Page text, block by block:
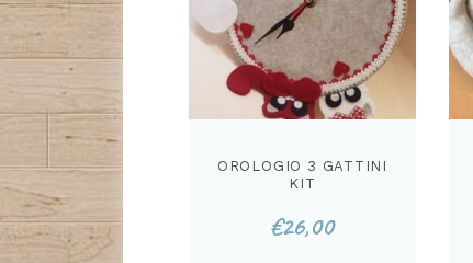
OROLOGIO 3 GATTINI
KIT
€26,00